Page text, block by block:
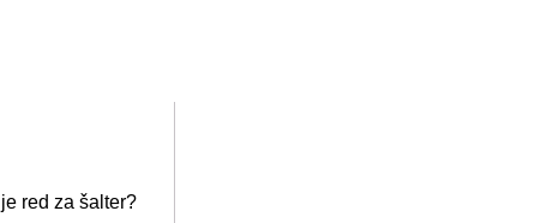
red za šalter?